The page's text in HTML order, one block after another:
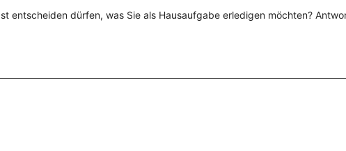
entscheiden dürfen, was Sie als Hausaufgabe erledigen möchten?